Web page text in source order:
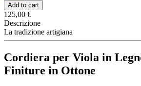
Add to cart
125,00 €
Descrizione
La tradizione artigiana
Cordiera per Viola in
Finiture in Ottone